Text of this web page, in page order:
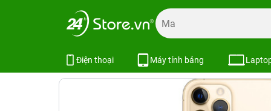
Điện thoại Máy tính bảng
Trang chủ iPhone